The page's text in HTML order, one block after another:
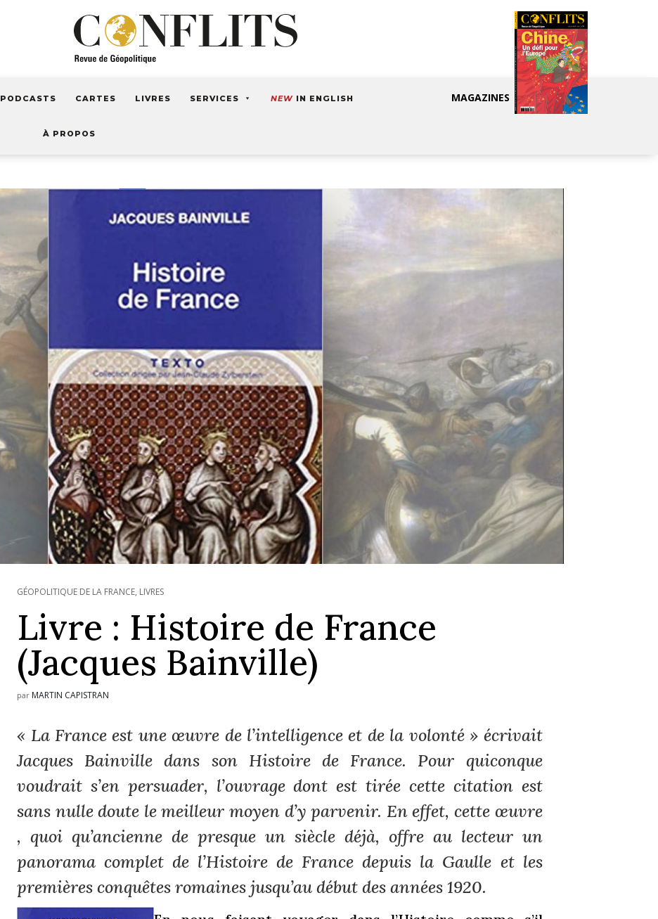
PODCASTS CARTES LIVRES SERVICES NEW IN ENGLISH
À PROPOS
MAGAZINES
GÉOPOLITIQUE DE LA FRANCE, LIVRES
Livre : Histoire de France
(Jacques Bainville)
par MARTIN CAPISTRAN
« La France est une œuvre de l’intelligence et de la volonté » écrivait
Jacques Bainville dans son Histoire de France. Pour quiconque
voudrait s’en persuader, l’ouvrage dont est tirée cette citation est
sans nulle doute le meilleur moyen d’y parvenir. En effet, cette œuvre
, quoi qu’ancienne de presque un siècle déjà, offre au lecteur un
panorama complet de l’Histoire de France depuis la Gaulle et les
premières conquêtes romaines jusqu’au début des années 1920.